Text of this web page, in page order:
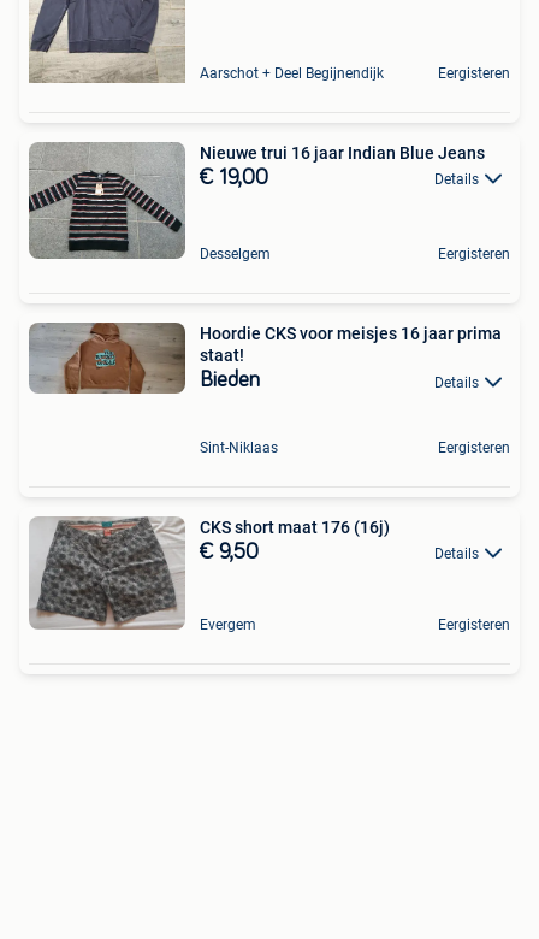
Aarschot + Deel Begijnendijk Eergisteren
Nieuwe trui 16 jaar Indian Blue Jeans
€ 19,00 Details
Desselgem Eergisteren
Hoordie CKS voor meisjes 16 jaar prima
staat!
Bieden Details
Sint-Niklaas Eergisteren
CKS short maat 176 (16j)
€ 9,50 Details
Evergem Eergisteren